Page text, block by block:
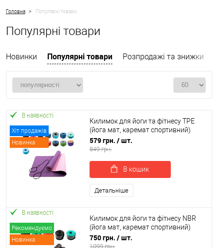
Головна > Популярні товари
Популярні товари
Новинки Популярні товари Розпродажі та знижки
Хіт продажів
Новинка
В наявності
Килимок для йоги та фітнесу TPE
(йога мат, каремат спортивний)
OSPORT Yoga ECO Pro 6мм (FI-0076)
579 грн. / шт.
849 грн.
В кошик
Детальніше
Рекомендуємо
Новинка
В наявності
Килимок для йоги та фітнесу NBR
(йога мат, каремат спортивний)
OSPORT Mat Pro Plus 1см (OF-0276)
750 грн. / шт.
1099 грн.